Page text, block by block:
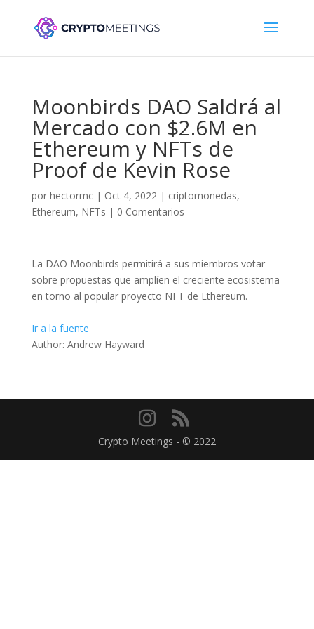
Moonbirds DAO Saldrá al
Mercado con $2.6M en
Ethereum y NFTs de
Proof de Kevin Rose
por hectormc| Oct 4, 2022| criptomonedas,
Ethereum, NFTs | 0 Comentarios
La DAO Moonbirds permitirá a sus miembros votar
sobre propuestas que amplíen el creciente ecosistema
en torno al popular proyecto NFT de Ethereum.
Ir a la fuente
Author: Andrew Hayward
Crypto Meetings - © 2022